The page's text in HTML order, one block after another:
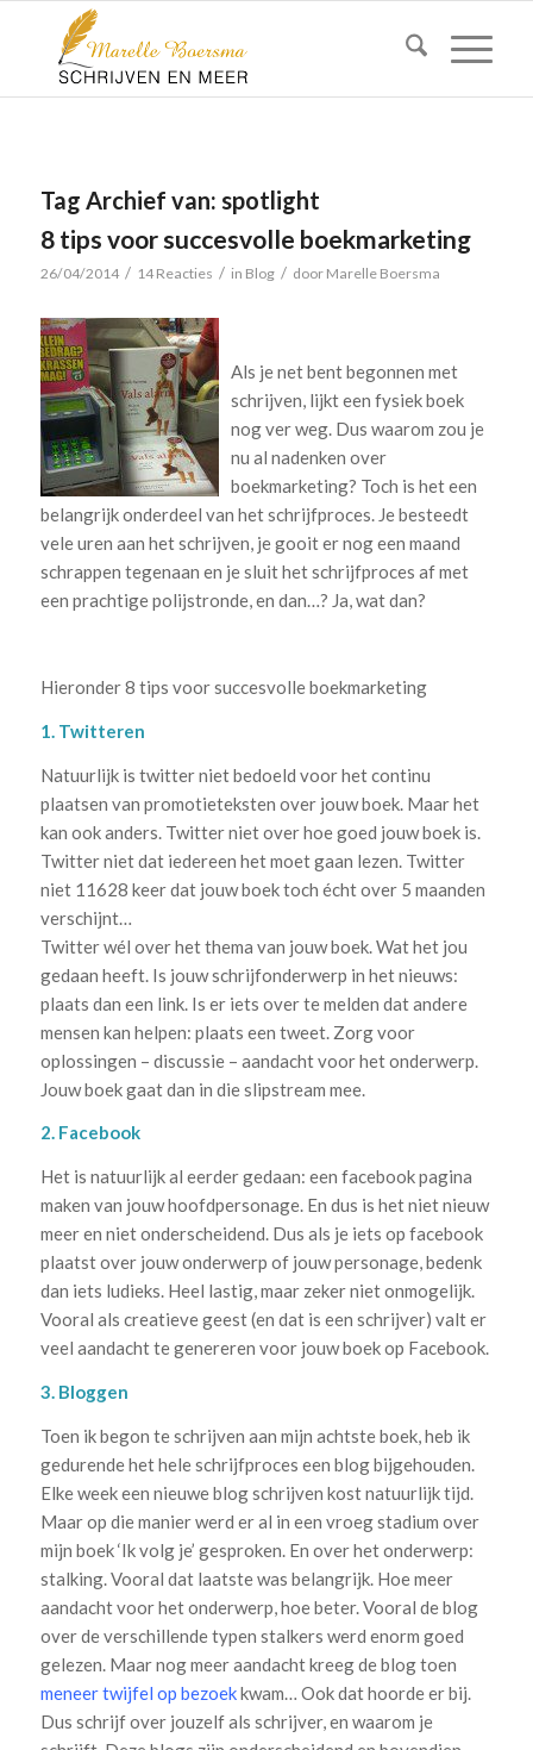
Tag Archief van: spotlight
8 tips voor succesvolle boekmarketing
26/04/2014 / 14 Reacties / in Blog / door Marelle Boersma
Als je net bent begonnen met
schrijven, lijkt een fysiek boek
nog ver weg. Dus waarom zou je
nu al nadenken over
boekmarketing? Toch is het een
belangrijk onderdeel van het schrijfproces. Je besteedt
vele uren aan het schrijven, je gooit er nog een maand
schrappen tegenaan en je sluit het schrijfproces af met
een prachtige polijstronde, en dan…? Ja, wat dan?
Hieronder 8 tips voor succesvolle boekmarketing
1. Twitteren
Natuurlijk is twitter niet bedoeld voor het continu
plaatsen van promotieteksten over jouw boek. Maar het
kan ook anders. Twitter niet over hoe goed jouw boek is.
Twitter niet dat iedereen het moet gaan lezen. Twitter
niet 11628 keer dat jouw boek toch écht over 5 maanden
verschijnt…
Twitter wél over het thema van jouw boek. Wat het jou
gedaan heeft. Is jouw schrijfonderwerp in het nieuws:
plaats dan een link. Is er iets over te melden dat andere
mensen kan helpen: plaats een tweet. Zorg voor
oplossingen – discussie – aandacht voor het onderwerp.
Jouw boek gaat dan in die slipstream mee.
2. Facebook
Het is natuurlijk al eerder gedaan: een facebook pagina
maken van jouw hoofdpersonage. En dus is het niet nieuw
meer en niet onderscheidend. Dus als je iets op facebook
plaatst over jouw onderwerp of jouw personage, bedenk
dan iets ludieks. Heel lastig, maar zeker niet onmogelijk.
Vooral als creatieve geest (en dat is een schrijver) valt er
veel aandacht te genereren voor jouw boek op Facebook.
3. Bloggen
Toen ik begon te schrijven aan mijn achtste boek, heb ik
gedurende het hele schrijfproces een blog bijgehouden.
Elke week een nieuwe blog schrijven kost natuurlijk tijd.
Maar op die manier werd er al in een vroeg stadium over
mijn boek ‘Ik volg je’ gesproken. En over het onderwerp:
stalking. Vooral dat laatste was belangrijk. Hoe meer
aandacht voor het onderwerp, hoe beter. Vooral de blog
over de verschillende typen stalkers werd enorm goed
gelezen. Maar nog meer aandacht kreeg de blog toen
meneer twijfel op bezoekkwam… Ook dat hoorde er bij.
Dus schrijf over jouzelf als schrijver, en waarom je